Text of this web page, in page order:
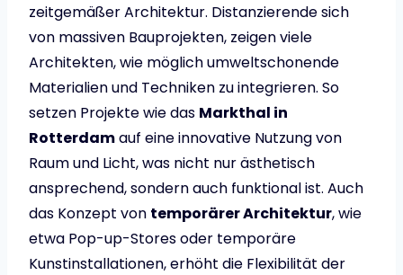
zeitgemäßer Architektur. Distanzierende sich
von massiven Bauprojekten, zeigen viele
Architekten, wie möglich umweltschonende
Materialien und Techniken zu integrieren. So
setzen Projekte wie das Markthal in
Rotterdamauf eine innovative Nutzung von
Raum und Licht, was nicht nur ästhetisch
ansprechend, sondern auch funktional ist. Auch
das Konzept von temporärer Architektur, wie
etwa Pop-up-Stores oder temporäre
Kunstinstallationen, erhöht die Flexibilität der